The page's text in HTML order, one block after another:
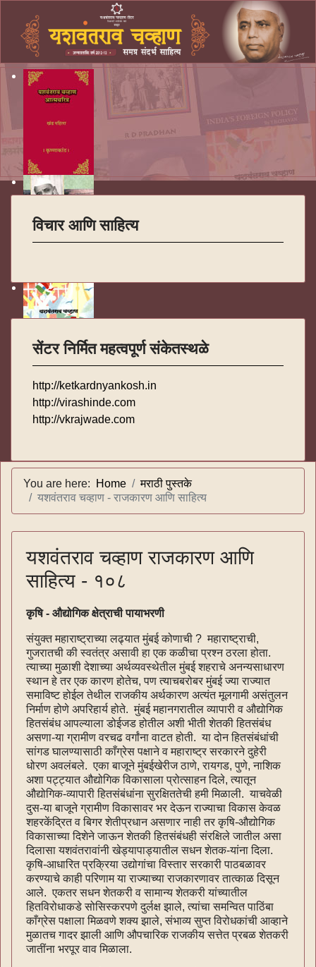
विचार आणि साहित्य
सेंटर निर्मित महत्वपूर्ण संकेतस्थळे
http://ketkardnyankosh.in
http://virashinde.com
http://vkrajwade.com
You are here: Home
मराठी पुस्तके
यशवंतराव चव्हाण - राजकारण आणि साहित्य
यशवंतराव चव्हाण राजकारण आणि
साहित्य - १०८
कृषि - औद्योगिक क्षेत्राची पायाभरणी
संयुक्त महाराष्ट्राच्या लढ्यात मुंबई कोणाची ? महाराष्ट्राची,
गुजरातची की स्वतंत्र असावी हा एक कळीचा प्रश्न ठरला होता.
त्याच्या मुळाशी देशाच्या अर्थव्यवस्थेतील मुंबई शहराचे अनन्यसाधारण
स्थान हे तर एक कारण होतेच, पण त्याचबरोबर मुंबई ज्या राज्यात
समाविष्ट होईल तेथील राजकीय अर्थकारण अत्यंत मूलगामी असंतुलन
निर्माण होणे अपरिहार्य होते. मुंबई महानगरातील व्यापारी व औद्योगिक
हितसंबंध आपल्याला डोईजड होतील अशी भीती शेतकी हितसंबंध
असणा-या ग्रामीण वरचढ वर्गांना वाटत होती. या दोन हितसंबंधांची
सांगड घालण्यासाठी काँग्रेस पक्षाने व महाराष्ट्र सरकारने दुहेरी
धोरण अवलंबले. एका बाजूने मुंबईखेरीज ठाणे, रायगड, पुणे, नाशिक
अशा पट्ट्यात औद्योगिक विकासाला प्रोत्साहन दिले, त्यातून
औद्योगिक-व्यापारी हितसंबंधांना सुरक्षिततेची हमी मिळाली. याचवेळी
दुस-या बाजूने ग्रामीण विकासावर भर देऊन राज्याचा विकास केवळ
शहरकेंद्रित व बिगर शेतीप्रधान असणार नाही तर कृषि-औद्योगिक
विकासाच्या दिशेने जाऊन शेतकी हितसंबंधही संरक्षिले जातील असा
दिलासा यशवंतरावांनी खेड्यापाड्यातील सधन शेतक-यांना दिला.
कृषि-आधारित प्रक्रिया उद्योगांचा विस्तार सरकारी पाठबळावर
करण्याचे काही परिणाम या राज्याच्या राजकारणावर तात्काळ दिसून
आले. एकतर सधन शेतकरी व सामान्य शेतकरी यांच्यातील
हितविरोधाकडे सोसिस्करपणे दुर्लक्ष झाले, त्यांचा समन्वित पाठिंबा
काँग्रेस पक्षाला मिळवणे शक्य झाले, संभाव्य सुप्त विरोधकांची आव्हाने
मुळातच गादर झाली आणि औपचारिक राजकीय सत्तेत प्रबळ शेतकरी
जातींना भरपूर वाव मिळाला.